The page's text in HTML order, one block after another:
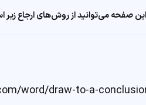
صفحه می‌توانید از روش‌های ارجاع زیر